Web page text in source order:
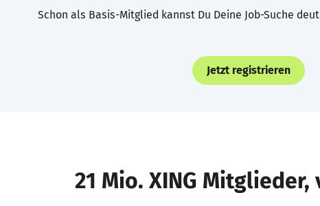
Schon als Basis-Mitglied kannst Du Deine Job-Suche
Jetzt registrieren
21 Mio. XING Mitglieder,